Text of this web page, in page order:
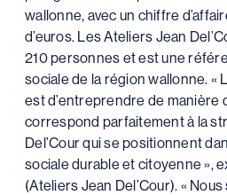
wallonne, avec un chiffre
d’euros. Les Ateliers Jean
210 personnes et est une
sociale de la région wallonne. «
est d’entreprendre de manière
correspond parfaitement à la
Del’Cour qui se positionnent
sociale durable et citoyenne »,
(Ateliers Jean Del’Cour). «